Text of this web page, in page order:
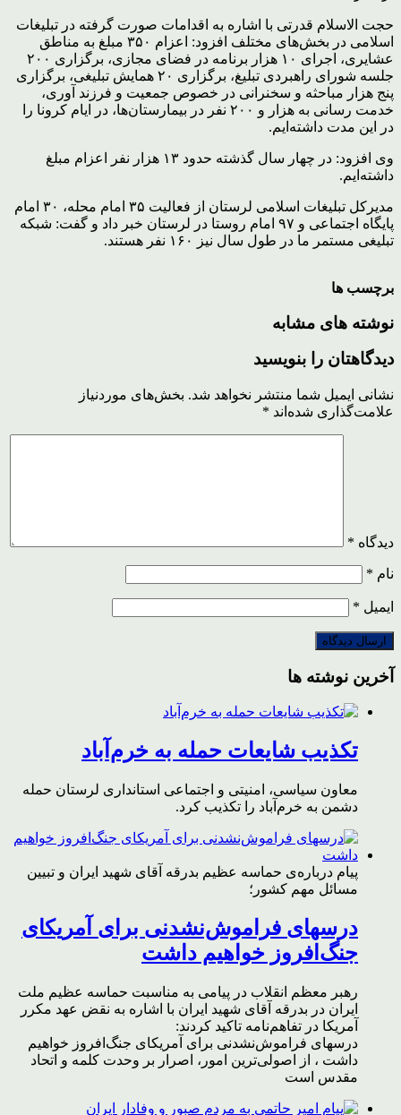
حجت الاسلام قدرتی با اشاره به اقدامات صورت گرفته در تبلیغات
اسلامی در بخش‌های مختلف افزود: اعزام ۳۵۰ مبلغ به مناطق
عشایری، اجرای ۱۰ هزار برنامه در فضای مجازی، برگزاری ۲۰۰
جلسه شورای راهبردی تبلیغ، برگزاری ۲۰ همایش تبلیغی، برگزاری
پنج هزار مباحثه و سخنرانی در خصوص جمعیت و فرزند آوری،
خدمت رسانی به هزار و ۲۰۰ نفر در بیمارستان‌ها، در ایام کرونا را
در این مدت داشته‌ایم.
وی افزود: در چهار سال گذشته حدود ۱۳ هزار نفر اعزام مبلغ
داشته‌ایم.
مدیرکل تبلیغات اسلامی لرستان از فعالیت ۳۵ امام محله، ۳۰ امام
پایگاه اجتماعی و ۹۷ امام روستا در لرستان خبر داد و گفت: شبکه
تبلیغی مستمر ما در طول سال نیز ۱۶۰ نفر هستند.
برچسب ها
نوشته های مشابه
دیدگاهتان را بنویسید
نشانی ایمیل شما منتشر نخواهد شد. بخش‌های موردنیاز
علامت‌گذاری شده‌اند *
دیدگاه *
نام *
ایمیل *
آخرین نوشته ها
تکذیب شایعات حمله به خرم‌آباد
معاون سیاسی، امنیتی و اجتماعی استانداری لرستان حمله
دشمن به خرم‌آباد را تکذیب کرد.
پیام درباره‌ی حماسه عظیم بدرقه آقای شهید ایران و تبیین
مسائل مهم کشور؛
درسهای فراموش‌نشدنی برای آمریکای
جنگ‌افروز خواهیم داشت
رهبر معظم انقلاب در پیامی به مناسبت حماسه عظیم ملت
ایران در بدرقه آقای شهید ایران با اشاره به نقض عهد مکرر
آمریکا در تفاهم‌نامه تاکید کردند:
درسهای فراموش‌نشدنی برای آمریکای جنگ‌افروز خواهیم
داشت ، از اصولی‌ترین امور، اصرار بر وحدت کلمه و اتحاد
مقدس است